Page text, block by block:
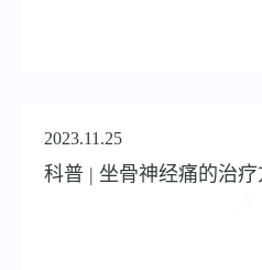
2023.11.25
科普 | 坐骨神经痛的治疗